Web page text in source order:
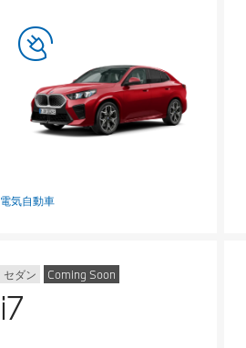
電気自動車
セダン Coming Soon
i7